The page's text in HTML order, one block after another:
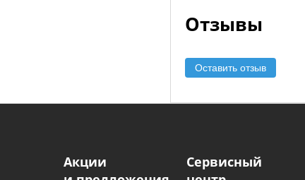
Отзывы
Оставить отзыв
Акции
Сервисный